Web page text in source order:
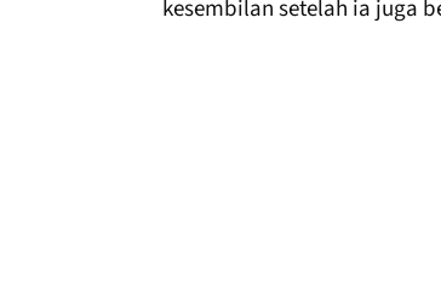
kesembilan setelah ia juga